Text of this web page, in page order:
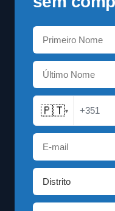
🇵🇹▾ +351